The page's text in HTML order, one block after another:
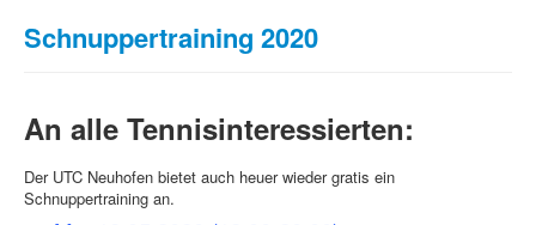
Kinder & Jugend
Training
Plätze
Kontakt
Schnuppertraining 2020
An alle Tennisinteressierten:
Der UTC Neuhofen bietet auch heuer wieder gratis ein
Schnuppertraining an.